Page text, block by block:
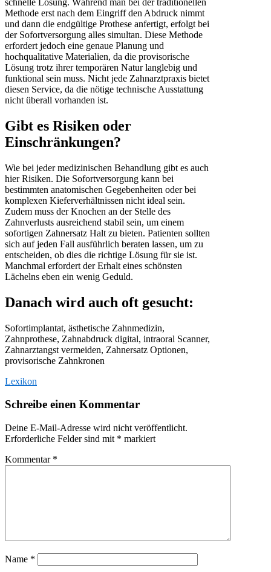
schnelle Lösung. Während man bei der traditionellen
Methode erst nach dem Eingriff den Abdruck nimmt
und dann die endgültige Prothese anfertigt, erfolgt bei
der Sofortversorgung alles simultan. Diese Methode
erfordert jedoch eine genaue Planung und
hochqualitative Materialien, da die provisorische
Lösung trotz ihrer temporären Natur langlebig und
funktional sein muss. Nicht jede Zahnarztpraxis bietet
diesen Service, da die nötige technische Ausstattung
nicht überall vorhanden ist.
Gibt es Risiken oder
Einschränkungen?
Wie bei jeder medizinischen Behandlung gibt es auch
hier Risiken. Die Sofortversorgung kann bei
bestimmten anatomischen Gegebenheiten oder bei
komplexen Kieferverhältnissen nicht ideal sein.
Zudem muss der Knochen an der Stelle des
Zahnverlusts ausreichend stabil sein, um einem
sofortigen Zahnersatz Halt zu bieten. Patienten sollten
sich auf jeden Fall ausführlich beraten lassen, um zu
entscheiden, ob dies die richtige Lösung für sie ist.
Manchmal erfordert der Erhalt eines schönsten
Lächelns eben ein wenig Geduld.
Danach wird auch oft gesucht:
Sofortimplantat, ästhetische Zahnmedizin,
Zahnprothese, Zahnabdruck digital, intraoral Scanner,
Zahnarztangst vermeiden, Zahnersatz Optionen,
provisorische Zahnkronen
Lexikon
Schreibe einen Kommentar
Deine E-Mail-Adresse wird nicht veröffentlicht.
Erforderliche Felder sind mit * markiert
Kommentar *
Name *